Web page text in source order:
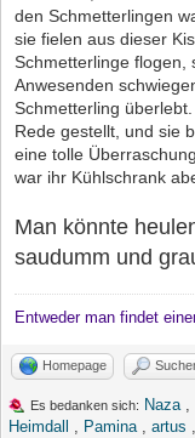
den Schmetterlingen
sie fielen aus dieser
Schmetterlinge flogen,
Anwesenden
Schmetterling
Rede gestellt, und sie
eine tolle
war ihr Kühlschrank
Man könnte
saudumm und
Entweder man findet
Homepage
Es bedanken sich: Naza,
Heimdall
, Pamina, artus ,